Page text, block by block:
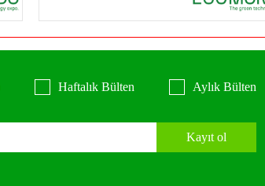
Haftalık Bülten Aylık Bülten
Kayıt ol